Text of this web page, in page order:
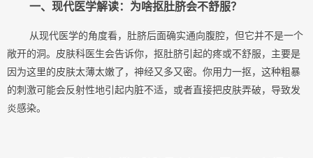
一、现代医学解读：为啥抠肚脐会不舒服？
从现代医学的角度看，肚脐后面确实通向腹腔，但它并不是一个
敞开的洞。皮肤科医生会告诉你，抠肚脐引起的疼或不舒服，主要是
因为这里的皮肤太薄太嫩了，神经又多又密。你用力一抠，这种粗暴
的刺激可能会反射性地引起内脏不适，或者直接把皮肤弄破，导致发
炎感染。